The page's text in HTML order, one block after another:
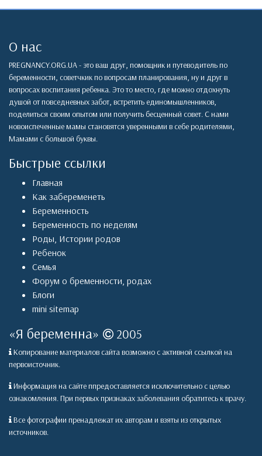
О нас
PREGNANCY.ORG.UA - это ваш друг, помощник и путеводитель по
беременности, советчкик по вопросам планирования, ну и друг в
вопросах воспитания ребенка. Это то место, где можно отдохнуть
душой от повседневных забот, встретить единомышленников,
поделиться своим опытом или получить бесценный совет. С нами
новоиспеченные мамы становятся уверенными в себе родителями,
Мамами с большой буквы.
Быстрые ссылки
Главная
Как забеременеть
Беременность
Беременность по неделям
Роды, Истории родов
Ребенок
Семья
Форум о бременности, родах
Блоги
mini sitemap
«Я беременна» 2005
Копирование материалов сайта возможно с активной ссылкой на
первоисточник.
Информация на сайте ппредоставляется исключительно с целью
ознакомления. При первых признаках заболевания обратитесь к врачу.
Все фотографии пренадлежат их авторам и взяты из открытых
источников.